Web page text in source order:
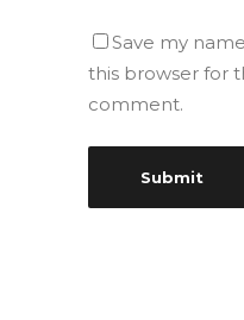
Save my
this browser for
comment.